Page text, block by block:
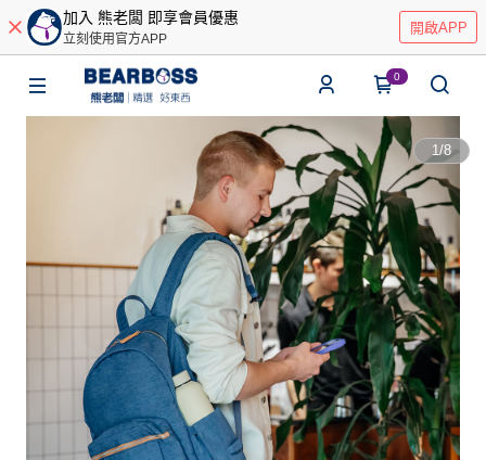
加入 熊老闆 即享會員優惠
立刻使用官方APP
開啟APP
0
1/8